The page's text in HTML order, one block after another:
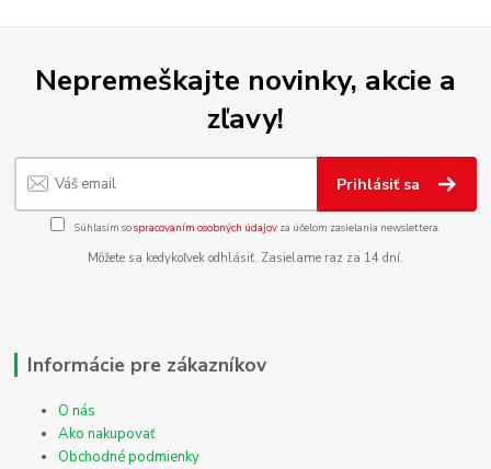
Nepremeškajte novinky, akcie a
zľavy!
Prihlásiť sa
Súhlasím sospracovaním osobných údajov za účelom zasielania newslettera.
Môžete sa kedykoľvek odhlásiť. Zasielame raz za 14 dní.
Informácie pre zákazníkov
O nás
Ako nakupovať
Obchodné podmienky